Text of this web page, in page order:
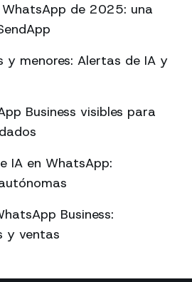
de 2025: una
y menores: Alertas de IA y
Business visibles para
IA en WhatsApp:
Business:
y ventas